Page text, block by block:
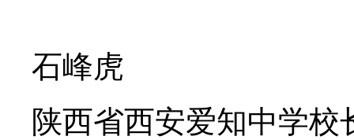
石峰虎
陕西省西安爱知中学